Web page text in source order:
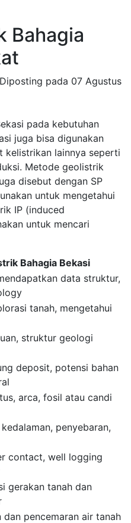
Bahagia
Diposting pada 07 Agustus
pada kebutuhan
juga bisa digunakan
kelistrikan lainnya seperti
Metode geolistrik
disebut dengan SP
untuk mengetahui
IP (induced
untuk mencari
Bahagia Bekasi
data struktur,
tanah, mengetahui
struktur geologi
deposit, potensi bahan
arca, fosil atau candi
penyebaran,
contact, well logging
gerakan tanah dan
pencemaran air tanah